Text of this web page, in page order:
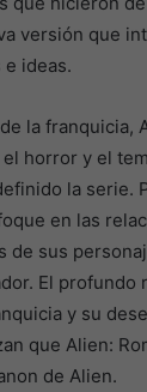
versión que
e ideas.
la franquicia,
horror y el
la serie.
en las
de sus
El profundo
y su
que Alien:
de Alien.